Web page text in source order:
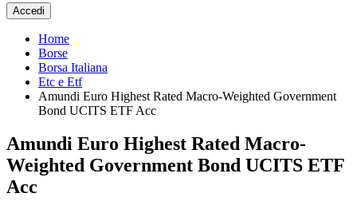
Accedi
Home
Borse
Borsa Italiana
Etc e Etf
Amundi Euro Highest Rated Macro-Weighted Government
Bond UCITS ETF Acc
Amundi Euro Highest Rated Macro-
Weighted Government Bond UCITS ETF
Acc